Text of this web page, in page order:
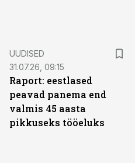
UUDISED
31.07.26, 09:15
Raport: eestlased
peavad panema end
valmis 45 aasta
pikkuseks tööeluks